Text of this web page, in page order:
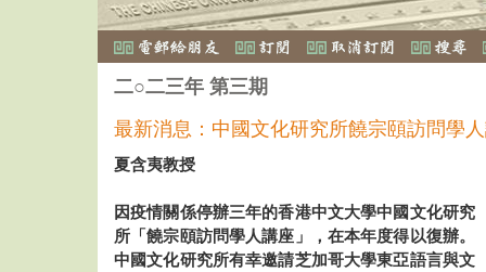
二○二三年 第三期
最新消息：中國文化研究所饒宗頤訪問學
夏含夷教授
因疫情關係停辦三年的香港中文大學中國文化研究
所「饒宗頤訪問學人講座」，在本年度得以復辦。
中國文化研究所有幸邀請芝加哥大學東亞語言與文